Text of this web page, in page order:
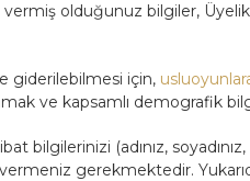
olduğunuz bilgiler,
giderilebilmesi için,
ve kapsamlı demografik
bilgilerinizi (adınız,
gerekmektedir.